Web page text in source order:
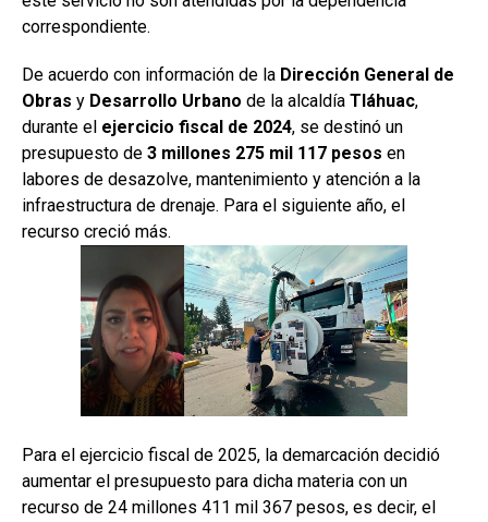
correspondiente.
De acuerdo con información de la Dirección General de
Obras y Desarrollo Urbano de la alcaldía Tláhuac,
durante el ejercicio fiscal de 2024, se destinó un
presupuesto de 3 millones 275 mil 117 pesos en
labores de desazolve, mantenimiento y atención a la
infraestructura de drenaje. Para el siguiente año, el
recurso creció más.
Para el ejercicio fiscal de 2025, la demarcación decidió
aumentar el presupuesto para dicha materia con un
recurso de 24 millones 411 mil 367 pesos, es decir, el